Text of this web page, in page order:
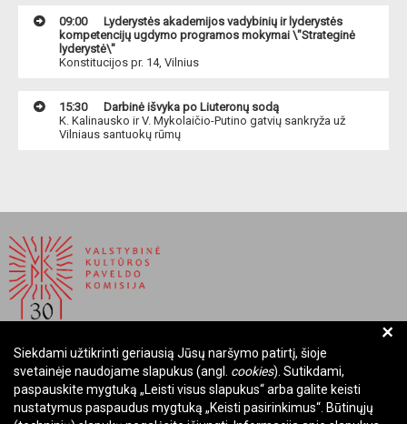
09:00
Lyderystės akademijos vadybinių ir lyderystės
kompetencijų ugdymo programos mokymai \"Strateginė
lyderystė\"
Konstitucijos pr. 14, Vilnius
15:30
Darbinė išvyka po Liuteronų sodą
K. Kalinausko ir V. Mykolaičio-Putino gatvių sankryža už
Vilniaus santuokų rūmų
BIUDŽETINĖ ĮSTAIGA LIETUVOS RESPUBLIKOS
VALSTYBINĖ KULTŪROS PAVELDO KOMISIJA
Įmonės kodas: Juridinių asmenų registre 288700520
+
Siekdami užtikrinti geriausią Jūsų naršymo patirtį, šioje
svetainėje naudojame slapukus (angl. cookies). Sutikdami,
paspauskite mygtuką „Leisti visus slapukus“ arba galite keisti
nustatymus paspaudus mygtuką „Keisti pasirinkimus“. Būtinųjų